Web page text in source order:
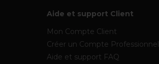
Aide et support Client
Mon Compte Client
Créer un Compte Professionnel
Aide et support FAQ